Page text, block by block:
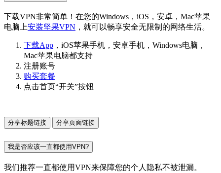
下载VPN非常简单！在您的Windows，iOS，安卓，Mac苹果
电脑上安装坚果VPN ，就可以畅享安全无限制的网络生活。
下载App ，iOS苹果手机，安卓手机，Windows电脑，
Mac苹果电脑都支持
注册账号
购买套餐
点击首页“开关”按钮
分享标题链接 分享页面链接
我是否应该一直都使用VPN?
我们推荐一直都使用VPN来保障您的个人隐私不被泄漏。